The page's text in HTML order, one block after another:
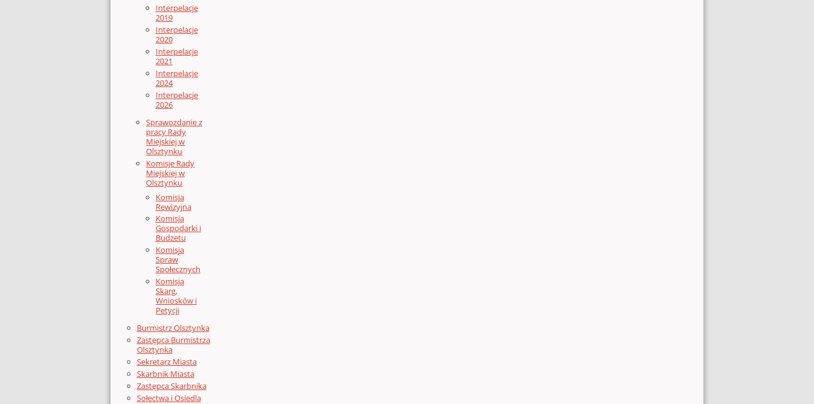
Interpelacje
2019
Interpelacje
2020
Interpelacje
2021
Interpelacje
2024
Interpelacje
2026
Sprawozdanie z
pracy Rady
Miejskiej w
Olsztynku
Komisje Rady
Miejskiej w
Olsztynku
Komisja
Rewizyjna
Komisja
Gospodarki i
Budżetu
Komisja
Spraw
Społecznych
Komisja
Skarg,
Wniosków i
Petycji
Burmistrz Olsztynka
Zastępca Burmistrza
Olsztynka
Sekretarz Miasta
Skarbnik Miasta
Zastępca Skarbnika
Sołectwa i Osiedla